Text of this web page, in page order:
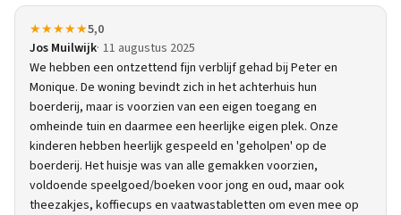
★★★★★5,0
Jos Muilwijk 11 augustus 2025
We hebben een ontzettend fijn verblijf gehad bij Peter en
Monique. De woning bevindt zich in het achterhuis hun
boerderij, maar is voorzien van een eigen toegang en
omheinde tuin en daarmee een heerlijke eigen plek. Onze
kinderen hebben heerlijk gespeeld en 'geholpen' op de
boerderij. Het huisje was van alle gemakken voorzien,
voldoende speelgoed/boeken voor jong en oud, maar ook
theezakjes, koffiecups en vaatwastabletten om even mee op